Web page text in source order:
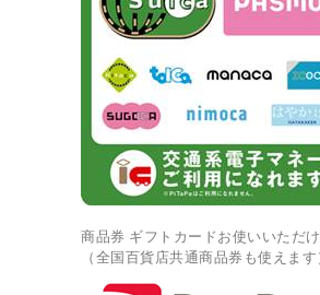
商品券 ギフトカードお使いいただ
（全国百貨店共通商品券も使えます